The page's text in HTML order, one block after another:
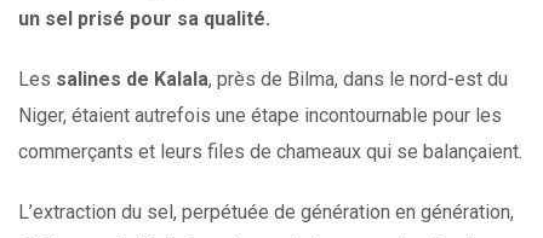
un sel prisé pour sa qualité.
Les salines de Kalala, près de Bilma, dans le nord-est du
Niger, étaient autrefois une étape incontournable pour les
commerçants et leurs files de chameaux qui se balançaient.
L’extraction du sel, perpétuée de génération en génération,